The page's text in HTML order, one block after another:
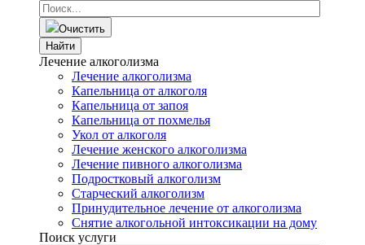
Очистить
Найти
Лечение алкоголизма
Лечение алкоголизма
Капельница от алкоголя
Капельница от запоя
Капельница от похмелья
Укол от алкоголя
Лечение женского алкоголизма
Лечение пивного алкоголизма
Подростковый алкоголизм
Старческий алкоголизм
Принудительное лечение от алкоголизма
Снятие алкогольной интоксикации на дому
Поиск услуги